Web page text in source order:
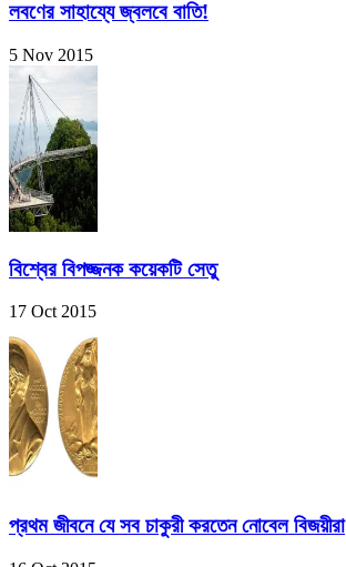
লবণের সাহায্যে জ্বলবে বাতি!
5 Nov 2015
বিশ্বের বিপজ্জনক কয়েকটি সেতু
17 Oct 2015
প্রথম জীবনে যে সব চাকুরী করতেন নোবেল বিজয়ীরা